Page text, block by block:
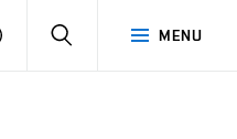
MENU
PŘIHLÁSIT